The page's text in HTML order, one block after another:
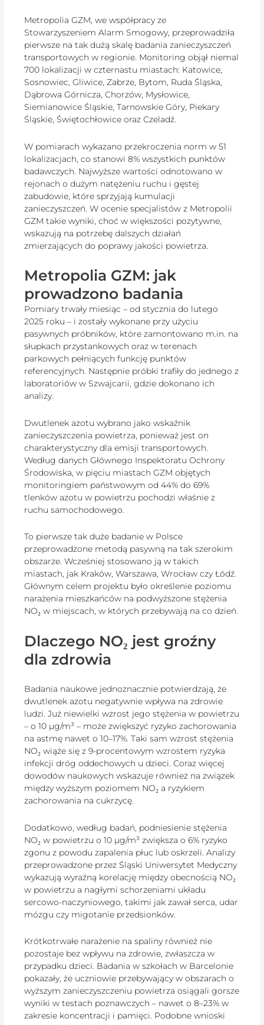
Metropolia GZM, we współpracy ze
Stowarzyszeniem Alarm Smogowy, przeprowadziła
pierwsze na tak dużą skalę badania zanieczyszczeń
transportowych w regionie. Monitoring objął niemal
700 lokalizacji w czternastu miastach: Katowice,
Sosnowiec, Gliwice, Zabrze, Bytom, Ruda Śląska,
Dąbrowa Górnicza, Chorzów, Mysłowice,
Siemianowice Śląskie, Tarnowskie Góry, Piekary
Śląskie, Świętochłowice oraz Czeladź.
W pomiarach wykazano przekroczenia norm w 51
lokalizacjach, co stanowi 8% wszystkich punktów
badawczych. Najwyższe wartości odnotowano w
rejonach o dużym natężeniu ruchu i gęstej
zabudowie, które sprzyjają kumulacji
zanieczyszczeń. W ocenie specjalistów z Metropolii
GZM takie wyniki, choć w większości pozytywne,
wskazują na potrzebę dalszych działań
zmierzających do poprawy jakości powietrza.
Metropolia GZM: jak
prowadzono badania
Pomiary trwały miesiąc – od stycznia do lutego
2025 roku – i zostały wykonane przy użyciu
pasywnych próbników, które zamontowano m.in. na
słupkach przystankowych oraz w terenach
parkowych pełniących funkcję punktów
referencyjnych. Następnie próbki trafiły do jednego z
laboratoriów w Szwajcarii, gdzie dokonano ich
analizy.
Dwutlenek azotu wybrano jako wskaźnik
zanieczyszczenia powietrza, ponieważ jest on
charakterystyczny dla emisji transportowych.
Według danych Głównego Inspektoratu Ochrony
Środowiska, w pięciu miastach GZM objętych
monitoringiem państwowym od 44% do 69%
tlenków azotu w powietrzu pochodzi właśnie z
ruchu samochodowego.
To pierwsze tak duże badanie w Polsce
przeprowadzone metodą pasywną na tak szerokim
obszarze. Wcześniej stosowano ją w takich
miastach, jak Kraków, Warszawa, Wrocław czy Łódź.
Głównym celem projektu było określenie poziomu
narażenia mieszkańców na podwyższone stężenia
NO₂ w miejscach, w których przebywają na co dzień.
Dlaczego NO₂ jest groźny
dla zdrowia
Badania naukowe jednoznacznie potwierdzają, że
dwutlenek azotu negatywnie wpływa na zdrowie
ludzi. Już niewielki wzrost jego stężenia w powietrzu
– o 10 µg/m³ – może zwiększyć ryzyko zachorowania
na astmę nawet o 10–17%. Taki sam wzrost stężenia
NO₂ wiąże się z 9-procentowym wzrostem ryzyka
infekcji dróg oddechowych u dzieci. Coraz więcej
dowodów naukowych wskazuje również na związek
między wyższym poziomem NO₂ a ryzykiem
zachorowania na cukrzycę.
Dodatkowo, według badań, podniesienie stężenia
NO₂ w powietrzu o 10 µg/m³ zwiększa o 6% ryzyko
zgonu z powodu zapalenia płuc lub oskrzeli. Analizy
przeprowadzone przez Śląski Uniwersytet Medyczny
wykazują wyraźną korelację między obecnością NO₂
w powietrzu a nagłymi schorzeniami układu
sercowo-naczyniowego, takimi jak zawał serca, udar
mózgu czy migotanie przedsionków.
Krótkotrwałe narażenie na spaliny również nie
pozostaje bez wpływu na zdrowie, zwłaszcza w
przypadku dzieci. Badania w szkołach w Barcelonie
pokazały, że uczniowie przebywający w obszarach o
wyższym zanieczyszczeniu powietrza osiągali gorsze
wyniki w testach poznawczych – nawet o 8–23% w
zakresie koncentracji i pamięci. Podobne wnioski